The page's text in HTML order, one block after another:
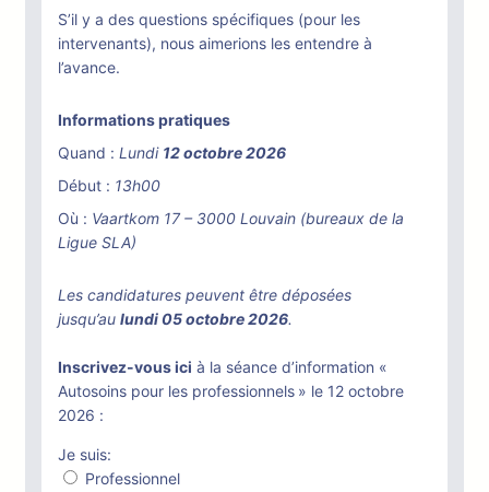
S’il y a des questions spécifiques (pour les
intervenants), nous aimerions les entendre à
l’avance.
Informations pratiques
Quand : Lundi 12 octobre 2026
Début : 13h00
Où : Vaartkom 17 – 3000 Louvain (bureaux de la
Ligue SLA)
Les candidatures peuvent être déposées
jusqu’au lundi 05 octobre 2026.
Inscrivez-vous ici à la séance d’information «
Autosoins pour les professionnels » le 12 octobre
2026 :
Je suis:
Professionnel